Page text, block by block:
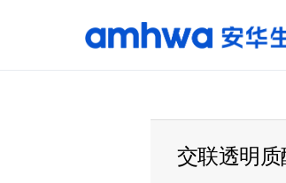
产品中心 原料
交联透明